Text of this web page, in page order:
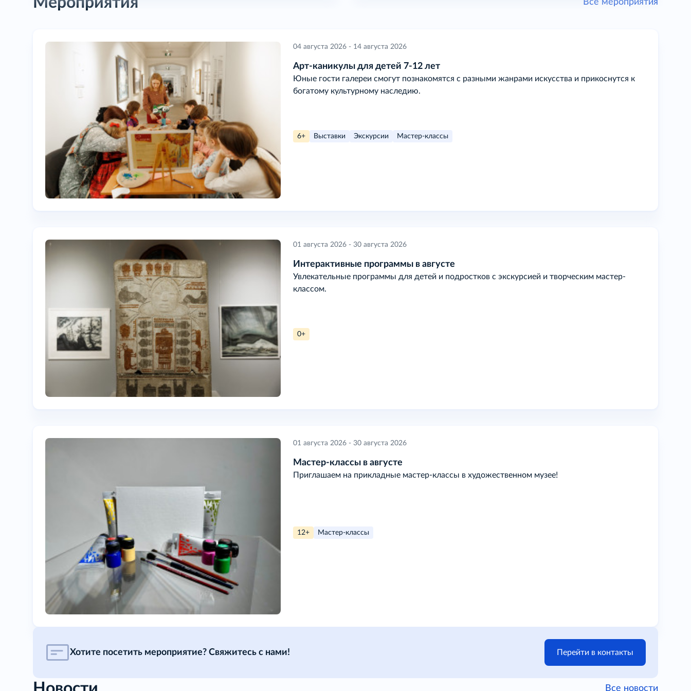
Все мероприятия
04 августа 2026 - 14 августа 2026
Арт-каникулы для детей 7-12 лет
Юные гости галереи смогут познакомятся с разными жанрами искусства и прикоснутся к
богатому культурному наследию.
6+ Выставки Экскурсии Мастер-классы
01 августа 2026 - 30 августа 2026
Интерактивные программы в августе
Увлекательные программы для детей и подростков с экскурсией и творческим мастер-
классом.
0+
01 августа 2026 - 30 августа 2026
Мастер-классы в августе
Приглашаем на прикладные мастер-классы в художественном музее!
12+ Мастер-классы
Хотите посетить мероприятие? Свяжитесь с нами! Перейти в контакты
Все новости